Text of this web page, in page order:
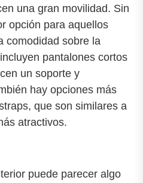
una gran movilidad. Sin
opción para aquellos
comodidad sobre la
pantalones cortos
un soporte y
hay opciones más
que son similares a
atractivos.
puede parecer algo